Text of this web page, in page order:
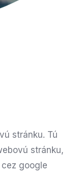
stránku. Tú
stránku,
google